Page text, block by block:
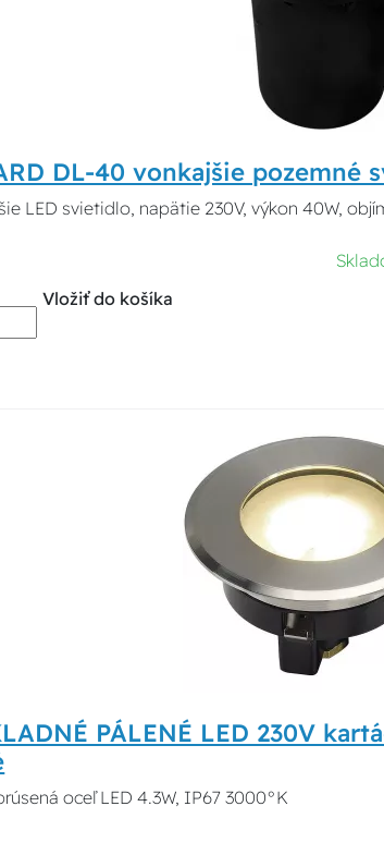
DL-40 vonkajšie pozemné
LED svietidlo, napätie 230V, výkon 40W,
Vložiť do košíka
PÁLENÉ LED 230V
oceľ LED 4.3W, IP67 3000°K